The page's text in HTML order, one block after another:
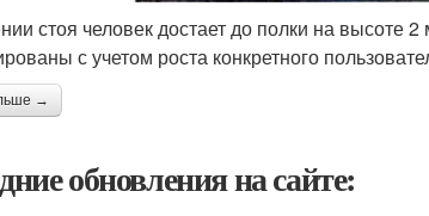
стоя человек достает до полки на высоте
с учетом роста конкретного
→
обновления на сайте: